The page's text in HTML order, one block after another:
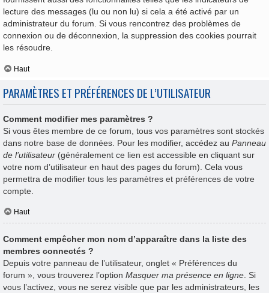
lecture des messages (lu ou non lu) si cela a été activé par un
administrateur du forum. Si vous rencontrez des problèmes de
connexion ou de déconnexion, la suppression des cookies pourrait
les résoudre.
Haut
PARAMÈTRES ET PRÉFÉRENCES DE L’UTILISATEUR
Comment modifier mes paramètres ?
Si vous êtes membre de ce forum, tous vos paramètres sont stockés
dans notre base de données. Pour les modifier, accédez au Panneau
de l’utilisateur (généralement ce lien est accessible en cliquant sur
votre nom d’utilisateur en haut des pages du forum). Cela vous
permettra de modifier tous les paramètres et préférences de votre
compte.
Haut
Comment empêcher mon nom d’apparaître dans la liste des
membres connectés ?
Depuis votre panneau de l’utilisateur, onglet « Préférences du
forum », vous trouverez l’option Masquer ma présence en ligne . Si
vous l’activez, vous ne serez visible que par les administrateurs, les